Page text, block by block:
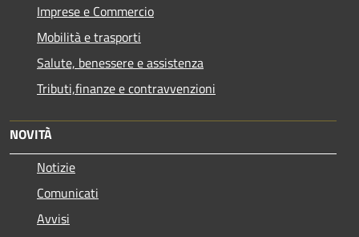
Imprese e Commercio
Mobilità e trasporti
Salute, benessere e assistenza
Tributi,finanze e contravvenzioni
NOVITÀ
Notizie
Comunicati
Avvisi